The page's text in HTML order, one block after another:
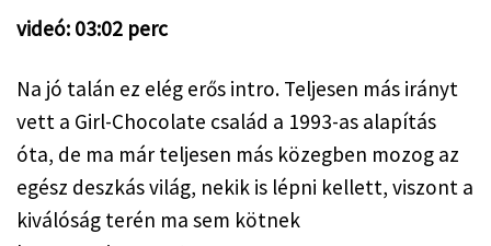
videó: 03:02 perc
Na jó talán ez elég erős intro. Teljesen más irányt
vett a Girl-Chocolate család a 1993-as alapítás
óta, de ma már teljesen más közegben mozog az
egész deszkás világ, nekik is lépni kellett, viszont a
kiválóság terén ma sem kötnek